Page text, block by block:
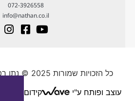
072-3926558
info@nathan.co.il
כל הזכויות שמורות 2025 © נתן רפואה ,שיקום וסיעוד
עוצב ופותח ע"י
קידום אתרים